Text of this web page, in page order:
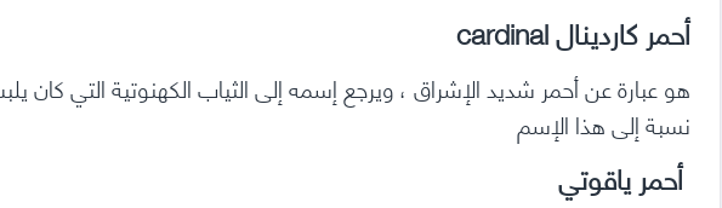
أحمر كاردينال cardinal
هو عبارة عن أحمر شديد الإشراق ، ويرجع إسمه إلى الثياب الكهنوتية التي كان
نسبة إلى هذا الإسم
أحمر ياقوتي